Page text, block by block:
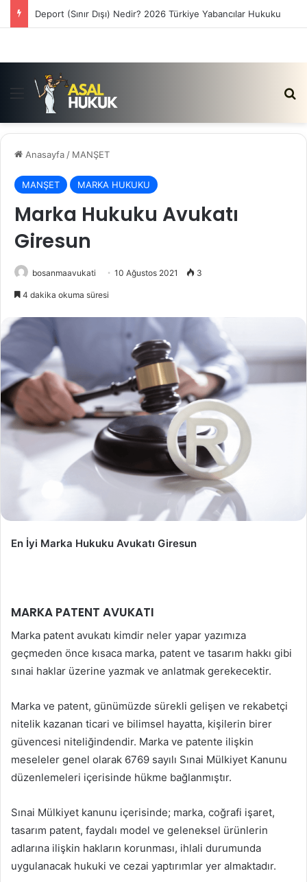
Deport (Sınır Dışı) Nedir? 2026 Türkiye Yabancılar Hukuku
Menü
Anasayfa / MANŞET
MANŞET MARKA HUKUKU
Marka Hukuku Avukatı
Giresun
bosanmaavukati 10 Ağustos 2021 3
4 dakika okuma süresi
En İyi Marka Hukuku Avukatı Giresun
MARKA PATENT AVUKATI
Marka patent avukatı kimdir neler yapar yazımıza
geçmeden önce kısaca marka, patent ve tasarım hakkı gibi
sınai haklar üzerine yazmak ve anlatmak gerekecektir.
Marka ve patent, günümüzde sürekli gelişen ve rekabetçi
nitelik kazanan ticari ve bilimsel hayatta, kişilerin birer
güvencesi niteliğindendir. Marka ve patente ilişkin
meseleler genel olarak 6769 sayılı Sınai Mülkiyet Kanunu
düzenlemeleri içerisinde hükme bağlanmıştır.
Sınai Mülkiyet kanunu içerisinde; marka, coğrafi işaret,
tasarım patent, faydalı model ve geleneksel ürünlerin
adlarına ilişkin hakların korunması, ihlali durumunda
uygulanacak hukuki ve cezai yaptırımlar yer almaktadır.